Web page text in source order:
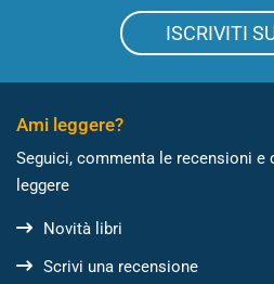
ISCRIVITI
Ami leggere?
Seguici, commenta le recensioni
leggere
Novità libri
Scrivi una recensione